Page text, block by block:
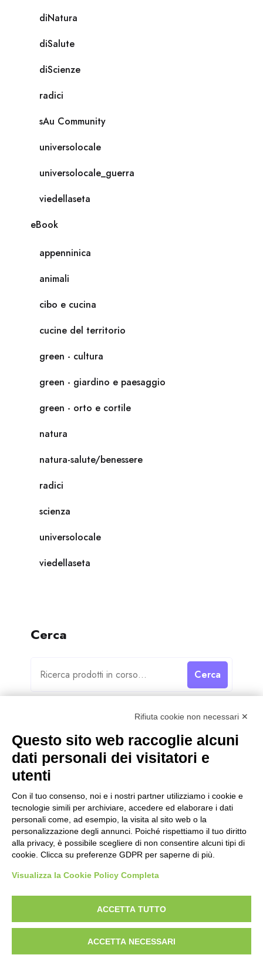
diNatura
diSalute
diScienze
radici
sAu Community
universolocale
universolocale_guerra
viedellaseta
eBook
appenninica
animali
cibo e cucina
cucine del territorio
green - cultura
green - giardino e paesaggio
green - orto e cortile
natura
natura-salute/benessere
radici
scienza
universolocale
viedellaseta
Cerca
Cerca
Categorie
Categorie
Designed With Love by:Digital Forge Verona
Chi siamo
Contatti Condizioni di vendita Rights
Rifiuta cookie non necessari ✕
Questo sito web raccoglie alcuni
dati personali dei visitatori e
utenti
Con il tuo consenso, noi e i nostri partner utilizziamo i cookie e
tecnologie simili per archiviare, accedere ed elaborare i dati
personali come, ad esempio, la visita al sito web o la
personalizzazione degli annunci. Poiché rispettiamo il tuo diritto
alla privacy, è possibile scegliere di non consentire alcuni tipi di
cookie. Clicca su preferenze GDPR per saperne di più.
Visualizza la Cookie Policy Completa
ACCETTA TUTTO
ACCETTA NECESSARI